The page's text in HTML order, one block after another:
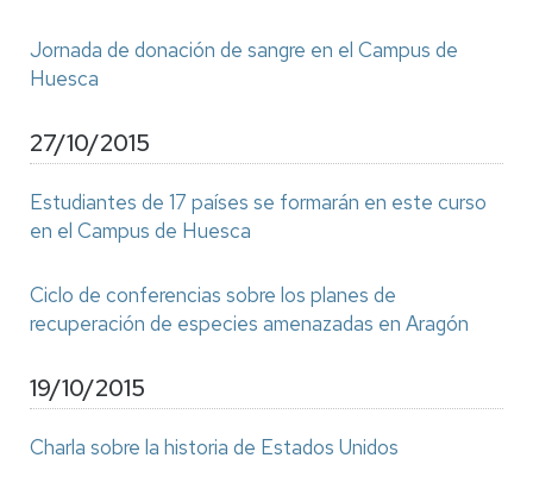
Jornada de donación de sangre en el Campus de
Huesca
27/10/2015
Estudiantes de 17 países se formarán en este curso
en el Campus de Huesca
Ciclo de conferencias sobre los planes de
recuperación de especies amenazadas en Aragón
19/10/2015
Charla sobre la historia de Estados Unidos